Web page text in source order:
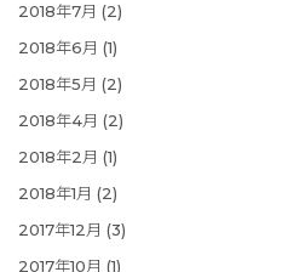
2018年7月 (2)
2018年6月 (1)
2018年5月 (2)
2018年4月 (2)
2018年2月 (1)
2018年1月 (2)
2017年12月 (3)
2017年10月 (1)